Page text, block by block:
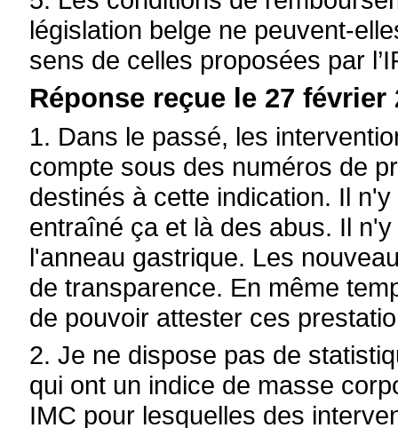
législation belge ne peuvent-
sens de celles proposées par
Réponse reçue le 27 février
1. Dans le passé, les
compte sous des numéros de
destinés à cette indication. Il
entraîné ça et là des abus. Il
l'anneau gastrique. Les
de transparence. En même
de pouvoir attester ces
2. Je ne dispose pas de
qui ont un indice de masse
IMC pour lesquelles des